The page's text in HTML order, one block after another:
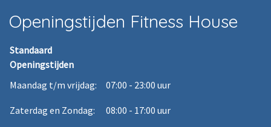
Openingstijden Fitness House
Standaard
Openingstijden
Maandag t/m vrijdag:
07:00 - 23:00 uur
Zaterdag en Zondag: 08:00 - 17:00 uur